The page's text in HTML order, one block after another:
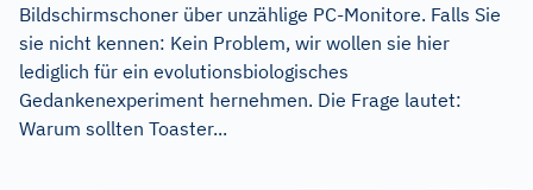
Bildschirmschoner über unzählige PC-Monitore. Falls Sie
sie nicht kennen: Kein Problem, wir wollen sie hier
lediglich für ein evolutionsbiologisches
Gedankenexperiment hernehmen. Die Frage lautet:
Warum sollten Toaster...